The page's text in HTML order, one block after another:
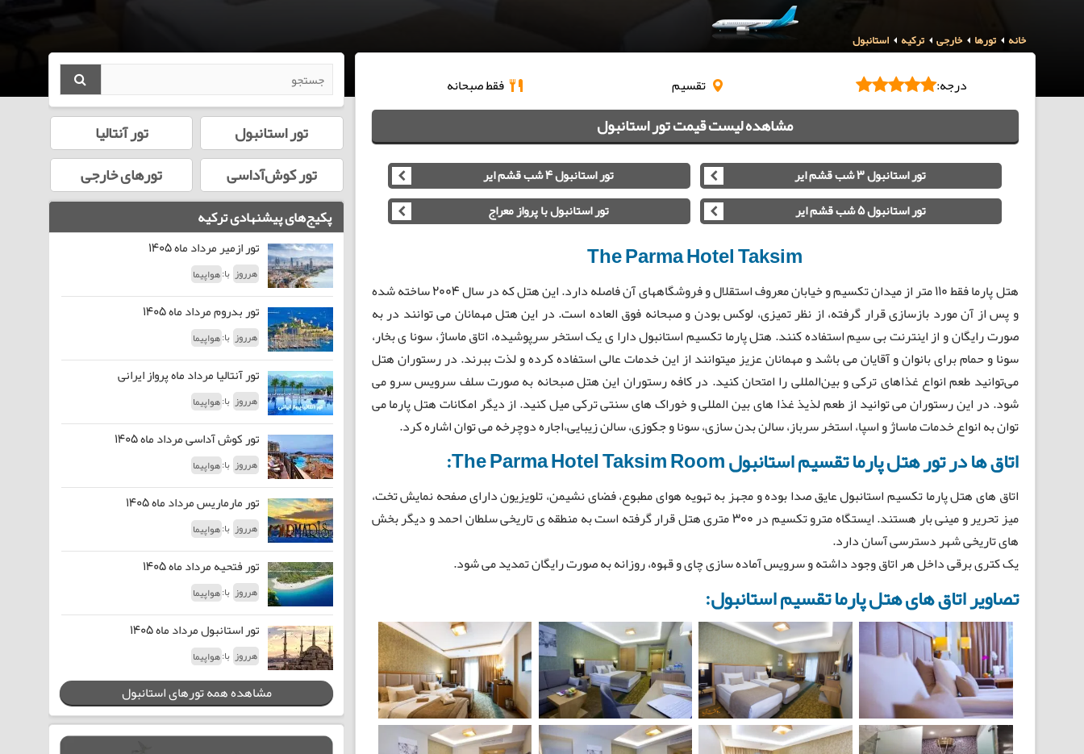
خانه تورها خارجی ترکیه استانبول
درجه: تقسیم فقط صبحانه
مشاهده لیست قیمت تور استانبول
تور استانبول 3 شب قشم ایر
تور استانبول 4 شب قشم ایر
تور استانبول 5 شب قشم ایر
تور استانبول با پرواز معراج
The Parma Hotel Taksim
هتل پارما فقط 110 متر از میدان تکسیم و خیابان معروف استقلال و فروشگاههای آن فاصله دارد. این هتل که در سال 2004 ساخته شده
و پس از آن مورد بازسازی قرار گرفته، از نظر تمیزی، لوکس بودن و صبحانه فوق العاده است. در این هتل مهمانان می توانند در به
صورت رایگان و از اینترنت بی سیم استفاده کنند. هتل پارما تکسیم استانبول دارا ی یک استخر سرپوشیده، اتاق ماساژ، سونا ی بخار،
سونا و حمام برای بانوان و آقایان می باشد و مهمانان عزیز میتوانند از این خدمات عالی استفاده کرده و لذت ببرند. در رستوران هتل
می‌توانید طعم انواع غذاهای ترکی و بین‌المللی را امتحان کنید. در کافه رستوران اين هتل صبحانه به صورت سلف سرویس سرو می
شود. در این رستوران می توانید از طعم لذیذ غذا های بین المللی و خوراک های سنتی ترکی ميل كنيد. از دیگر امکانات هتل پارما می
توان به انواع خدمات ماساژ و اسپا، استخر سرباز، سالن بدن سازی، سونا و جکوزی، سالن زیبایی،اجاره دوچرخه می توان اشاره کرد.
اتاق ها در تور هتل پارما تقسیم استانبول The Parma Hotel Taksim Room:
اتاق های هتل پارما تکسیم استانبول عایق صدا بوده و مجهز به تهویه هوای مطبوع، فضای نشیمن، تلویزیون دارای صفحه نمایش تخت،
میز تحریر و مینی بار هستند. ایستگاه مترو تکسیم در 300 متری هتل قرار گرفته است به منطقه ی تاریخی سلطان احمد و دیگر بخش
های تاریخی شهر دسترسی آسان دارد.
یک کتری برقی داخل هر اتاق وجود داشته و سرویس آماده سازی چای و قهوه، روزانه به صورت رایگان تمدید می شود.
تصاویر اتاق های هتل پارما تقسیم استانبول:
تور استانبول
تور آنتالیا
تور کوش‌آداسی
تورهای خارجی
پکیج‌های پیشنهادی ترکیه
تور ازمیر مرداد ماه 1405
هرروز با:هواپیما
تور بدروم مرداد ماه 1405
هرروز با:هواپیما
تور آنتالیا مرداد ماه پرواز ایرانی
هرروز با:هواپیما
تور کوش آداسی مرداد ماه 1405
هرروز با:هواپیما
تور مارماریس مرداد ماه 1405
هرروز با:هواپیما
تور فتحیه مرداد ماه 1405
هرروز با:هواپیما
تور استانبول مرداد ماه 1405
هرروز با:هواپیما
مشاهده همه تورهای استانبول